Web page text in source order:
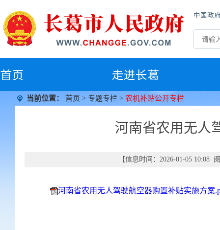
中国政
首页 走进长葛
当前位置： 首页 > 专题专栏 > 农机补贴公开专栏
河南省农用无人
【信息时间：2026-01-05 10:08
河南省农用无人驾驶航空器购置补贴实施方案